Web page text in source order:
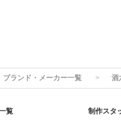
ブランド・メーカー一覧 酒
覧 制作スタ